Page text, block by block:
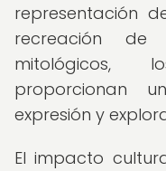
representación
recreación de
mitológicos,
proporcionan
expresión y
El impacto